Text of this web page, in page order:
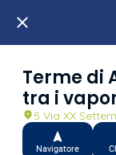
Terme di
tra i
5 Via XX
Navigatore